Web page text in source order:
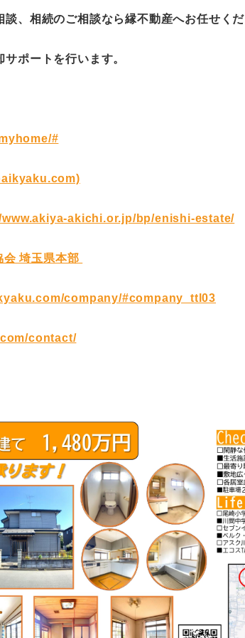
、相続のご相談なら縁不動産へお任せく
ポートを行います。
#
www.akiya-akichi.or.jp/bp/enishi-estate/
会 埼玉県本部
company/#company_ttl03
contact/